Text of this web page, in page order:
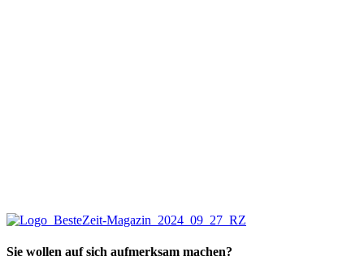
Sie wollen auf sich aufmerksam machen?